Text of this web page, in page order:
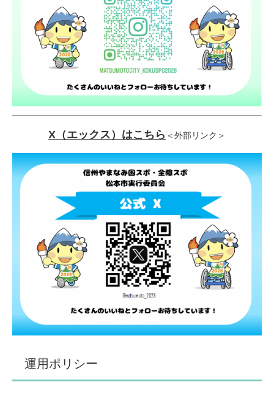
X（エックス）はこちら ＜外部リンク＞
運用ポリシー